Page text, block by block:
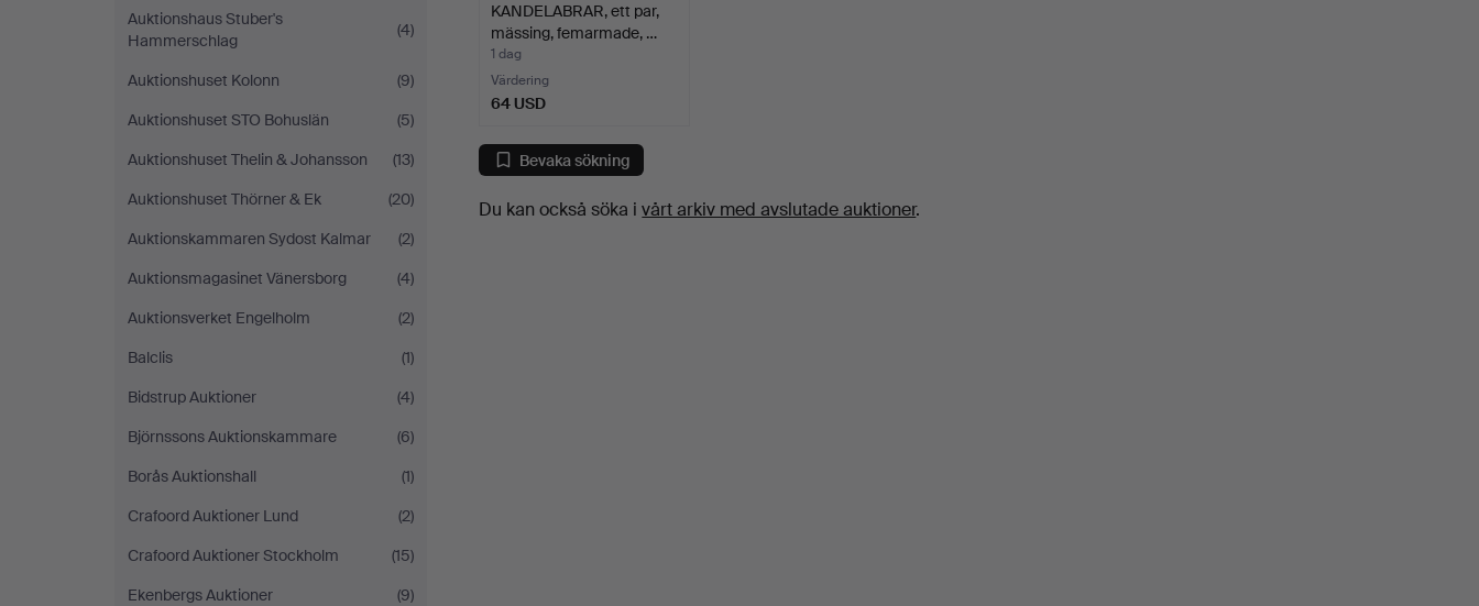
Auktionshaus Stuber's
Hammerschlag
(4)
Auktionshuset Kolonn
(9)
Auktionshuset STO Bohuslän
(5)
Auktionshuset Thelin & Johansson
(13)
Auktionshuset Thörner & Ek
(20)
Auktionskammaren Sydost Kalmar
(2)
Auktionsmagasinet Vänersborg
(4)
Auktionsverket Engelholm
(2)
Balclis
(1)
Bidstrup Auktioner
(4)
Björnssons Auktionskammare
(6)
Borås Auktionshall
(1)
Crafoord Auktioner Lund
(2)
Crafoord Auktioner Stockholm
(15)
Ekenbergs Auktioner
(9)
KANDELABRAR, ett par,
mässing, femarmade, …
1 dag
Värdering
64 USD
Bevaka sökning
Du kan också söka ivårt arkiv med avslutade auktioner.